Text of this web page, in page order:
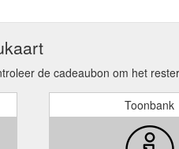
de cadeaubon om het
Toonbank